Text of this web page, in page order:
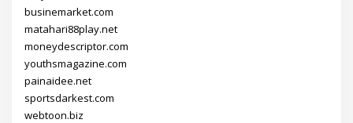
businemarket.com
matahari88play.net
moneydescriptor.com
youthsmagazine.com
painaidee.net
sportsdarkest.com
webtoon.biz